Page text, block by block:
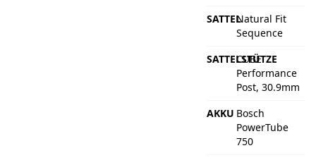
SATTELNatural Fit
Sequence
SATTELSTÜTZE
CUBE
Performance
Post, 30.9mm
AKKU Bosch
PowerTube
750